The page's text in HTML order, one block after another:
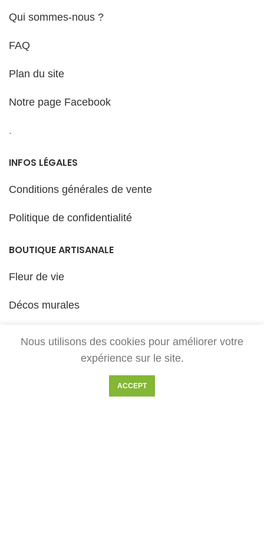
Qui sommes-nous ?
FAQ
Plan du site
Notre page Facebook
.
INFOS LÉGALES
Conditions générales de vente
Politique de confidentialité
BOUTIQUE ARTISANALE
Fleur de vie
Décos murales
NOUS CONTACTER
Pour toute demande, contactez-nous par mail à :
Nous utilisons des cookies pour améliorer votre
expérience sur le site.
ACCEPT